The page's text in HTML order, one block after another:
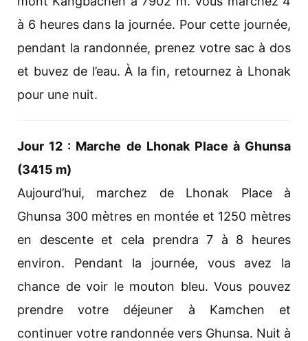
à 6 heures dans la journée. Pour cette journée,
pendant la randonnée, prenez votre sac à dos
et buvez de l’eau. À la fin, retournez à Lhonak
pour une nuit.
Jour 12 : Marche de Lhonak Place à Ghunsa
(3415 m)
Aujourd’hui, marchez de Lhonak Place à
Ghunsa 300 mètres en montée et 1250 mètres
en descente et cela prendra 7 à 8 heures
environ. Pendant la journée, vous avez la
chance de voir le mouton bleu. Vous pouvez
prendre votre déjeuner à Kamchen et
continuer votre randonnée vers Ghunsa. Nuit à